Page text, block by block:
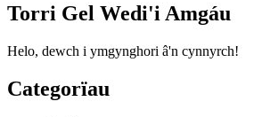
Torri Gel Wedi'i Amgáu
Helo, dewch i ymgynghori â'n cynnyrch!
Categorïau